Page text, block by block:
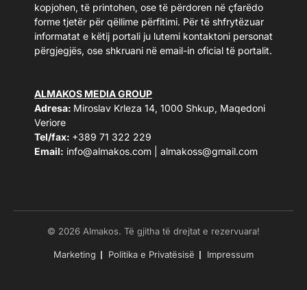
kopjohen, të printohen, ose të përdoren në çfarëdo
forme tjetër për qëllime përfitimi. Për të shfrytëzuar
informatat e këtij portali ju lutemi kontaktoni personat
përgjegjës, ose shkruani në email-in oficial të portalit.
ALMAKOS MEDIA GROUP
Adresa: Miroslav Krleza 14, 1000 Shkup, Maqedoni
Veriore
Tel/fax: +389 71 322 229
Email: info@almakos.com almakoss@gmail.com
© 2026 Almakos. Të gjitha të drejtat e rezervuara!
Marketing Politika e Privatësisë Impressum